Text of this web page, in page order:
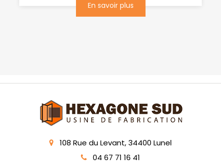
En savoir plus
108 Rue du Levant, 34400 Lunel
04 67 71 16 41